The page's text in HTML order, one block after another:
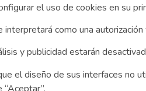
el uso de cookies en su
como una autorización
y publicidad estarán
el diseño de sus interfaces no